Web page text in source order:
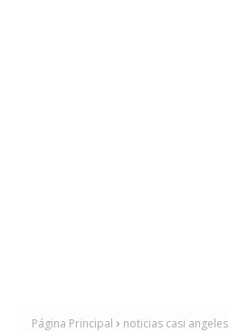
Página Principal noticias casi angeles